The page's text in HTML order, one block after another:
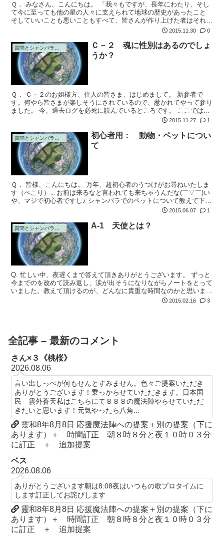
Ｑ． みなさん、こんにちは。 「我々もですが、長年にわたり、そし
て今に至っても他の星の人々に支えられて地球の歴史があったこと
そしていいことも悪いこともすべて、皆さんが作り上げた者はそれほ
2015.11.30 0
Ｃ－２ 魂に性別はあるのでしょ
うか？
Ｑ． Ｃ－２のお姐様方、住人の皆さま、はじめまして。 新参者で
す。何やら皆さまが楽しそうにされているので、惹かれてやって参り
ました。 今、過去ログを必死に読んでいるところです。 ここでは来
る者拒まずとの事なので、思い切って質問させていただきます(ﾟｰﾟ;
2015.11.27 1
初心者用： 動物・ペットについ
て
Ｑ． 皆様、こんにちは。 万年、超初心者のうつけがお尋ねいたしま
す（ぺこり）←お前は来るなと言われても来ちゃうんだな(￣▽￣)い
や、マジで初心者ですし♪ シャンバラでのペットについて教えて下さ
い。もし、また誰かが見て、シャンバラで創造するといけないと思わ
2015.06.07 1
A-1 天使とは？
Q. 忙しい中、夜遅くまで答えて頂きありがとうございます。 ずっと
今までのを改めて読み返し、涙が出そうになりながらノートをとって
いました。教えて頂けるのが、どんなに貴重な時間なのかと思いま
す。ありがとうございます。 そして、読み返しながら、疑問に思い
2015.02.16 3
全記事 – 最新のコメント
さん×３《桃桜》
2026.08.06
言い出しっぺが何もせんとすみません。色々ご提案いただき
ありがとうございます！乗っからせていただきます。日本国
民 雲外蒼天私はこちらにて８８８の魔法陣やらせていただ
きたいと思います！元気やったら八角...
靈和8年8月8日 応援魔法陣への提案＋別の提案（下に
あります）＋ 時間訂正 朝８時８分と夜１０時０３分
に訂正 ＋ 追加提案
ベス
2026.08.06
ありがとうございます朝は8:08夜はいつもの歌プロタイムに
します訂正してお詫びします
靈和8年8月8日 応援魔法陣への提案＋別の提案（下に
あります）＋ 時間訂正 朝８時８分と夜１０時０３分
に訂正 ＋ 追加提案